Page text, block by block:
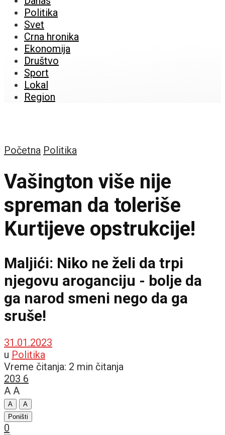
Politika
Svet
Crna hronika
Ekonomija
Društvo
Sport
Lokal
Region
Početna Politika
Vašington više nije
spreman da toleriše
Kurtijeve opstrukcije!
Maljići: Niko ne želi da trpi
njegovu aroganciju - bolje da
ga narod smeni nego da ga
sruše!
31.01.2023
u Politika
Vreme čitanja: 2 min čitanja
203 6
A A
A
A
Poništi
0